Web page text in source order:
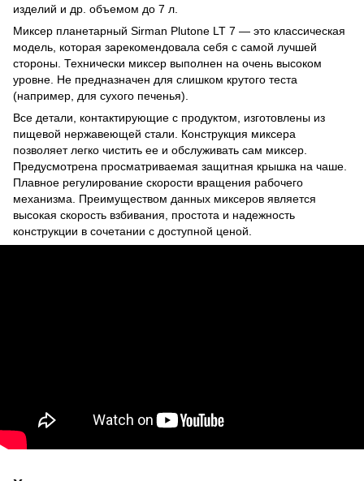
изделий и др. объемом до 7 л.
Миксер планетарный Sirman Plutone LT 7 — это классическая
модель, которая зарекомендовала себя с самой лучшей
стороны. Технически миксер выполнен на очень высоком
уровне. Не предназначен для слишком крутого теста
(например, для сухого печенья).
Все детали, контактирующие с продуктом, изготовлены из
пищевой нержавеющей стали. Конструкция миксера
позволяет легко чистить ее и обслуживать сам миксер.
Предусмотрена просматриваемая защитная крышка на чаше.
Плавное регулирование скорости вращения рабочего
механизма. Преимуществом данных миксеров является
высокая скорость взбивания, простота и надежность
конструкции в сочетании с доступной ценой.